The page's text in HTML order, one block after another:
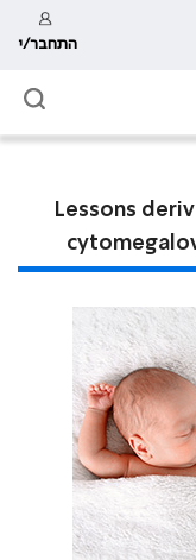
התחבר/י
Lessons